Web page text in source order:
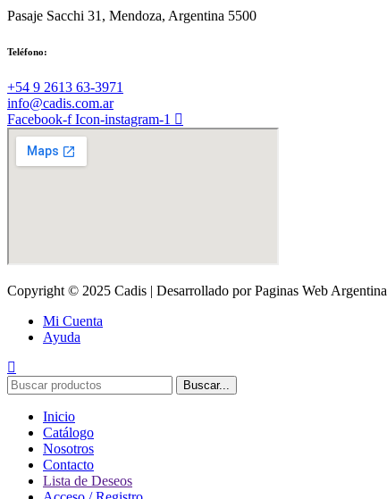
Pasaje Sacchi 31, Mendoza, Argentina 5500
Teléfono:
‪+54 9 2613 63‑3971‬
info@cadis.com.ar
Facebook-f Icon-instagram-1
Copyright © 2025 Cadis | Desarrollado por Paginas Web Argentina
Mi Cuenta
Ayuda
Buscar...
Inicio
Catálogo
Nosotros
Contacto
Lista de Deseos